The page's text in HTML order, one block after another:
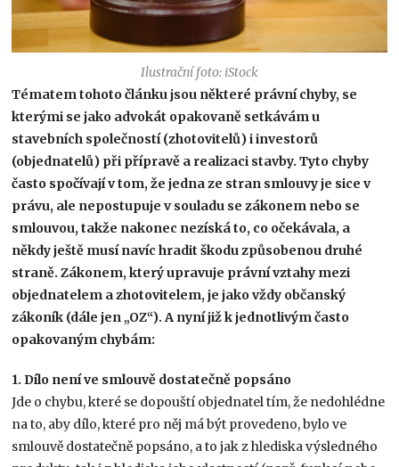
Ilustrační foto: iStock
Tématem tohoto článku jsou některé právní chyby, se
kterými se jako advokát opakovaně setkávám u
stavebních společností (zhotovitelů) i investorů
(objednatelů) při přípravě a realizaci stavby. Tyto chyby
často spočívají v tom, že jedna ze stran smlouvy je sice v
právu, ale nepostupuje v souladu se zákonem nebo se
smlouvou, takže nakonec nezíská to, co očekávala, a
někdy ještě musí navíc hradit škodu způsobenou druhé
straně. Zákonem, který upravuje právní vztahy mezi
objednatelem a zhotovitelem, je jako vždy občanský
zákoník (dále jen „OZ“). A nyní již k jednotlivým často
opakovaným chybám:
1. Dílo není ve smlouvě dostatečně popsáno
Jde o chybu, které se dopouští objednatel tím, že nedohlédne
na to, aby dílo, které pro něj má být provedeno, bylo ve
smlouvě dostatečně popsáno, a to jak z hlediska výsledného